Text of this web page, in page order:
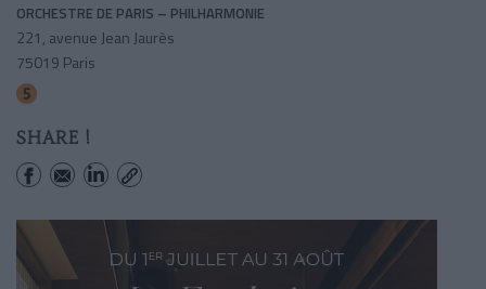
ORCHESTRE DE PARIS – PHILHARMONIE
221, avenue Jean Jaurès
75019 Paris
SHARE !